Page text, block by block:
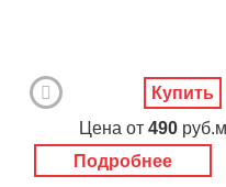
Подробнее
Цена от 490 руб.м
Купить